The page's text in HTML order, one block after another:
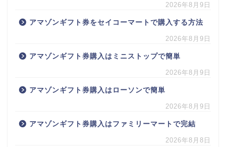
2026年8月9日
アマゾンギフト券をセイコーマートで購入する方法
2026年8月9日
アマゾンギフト券購入はミニストップで簡単
2026年8月9日
アマゾンギフト券購入はローソンで簡単
2026年8月9日
アマゾンギフト券購入はファミリーマートで完結
2026年8月8日